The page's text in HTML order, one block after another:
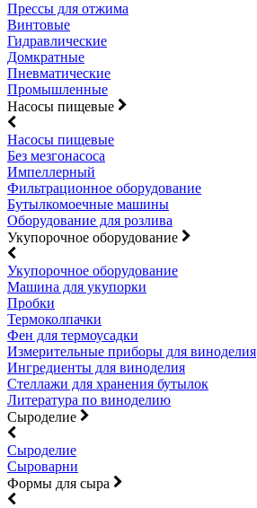
Прессы для отжима
Винтовые
Гидравлические
Домкратные
Пневматические
Промышленные
Насосы пищевые
Насосы пищевые
Без мезгонасоса
Импеллерный
Фильтрационное оборудование
Бутылкомоечные машины
Оборудование для розлива
Укупорочное оборудование
Укупорочное оборудование
Машина для укупорки
Пробки
Термоколпачки
Фен для термоусадки
Измерительные приборы для виноделия
Ингредиенты для виноделия
Стеллажи для хранения бутылок
Литература по виноделию
Сыроделие
Сыроделие
Сыроварни
Формы для сыра